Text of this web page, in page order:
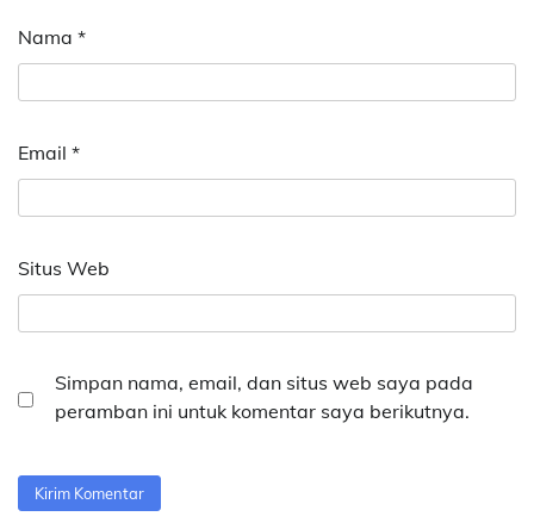
Nama *
Email *
Situs Web
Simpan nama, email, dan situs web saya pada
peramban ini untuk komentar saya berikutnya.